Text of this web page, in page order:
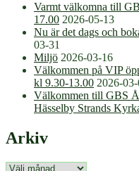
Varmt välkomna till
17.00 2026-05-13
Nu är det dags och
03-31
Miljö 2026-03-16
Välkommen på VIP
kl 9.30-13.00 2026-
Välkommen till GBS
Hässelby Strands
Arkiv
Arkiv